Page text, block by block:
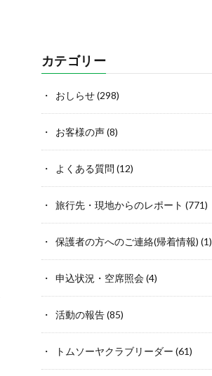
カテゴリー
おしらせ(298)
お客様の声(8)
よくある質問 (12)
旅行先・現地からのレポート (771)
保護者の方へのご連絡(帰着情報) (1)
申込状況・空席照会(4)
活動の報告(85)
トムソーヤクラブリーダー (61)